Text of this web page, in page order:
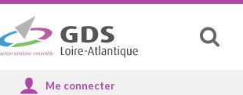
cookies